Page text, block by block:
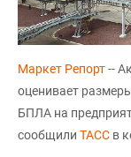
Маркет Репорт--
оценивает
БПЛА на
сообщили ТАСС в